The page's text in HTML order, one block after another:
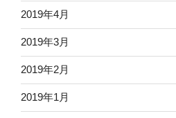
2019年4月
2019年3月
2019年2月
2019年1月